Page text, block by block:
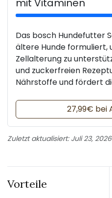
mit Vitaminen
Das bosch Hundefutter
ältere Hunde formuliert,
Zellalterung zu
und zuckerfreien
Nährstoffe und fördert
27,99€ bei
Zuletzt aktualisiert: Juli 23,
Vorteile